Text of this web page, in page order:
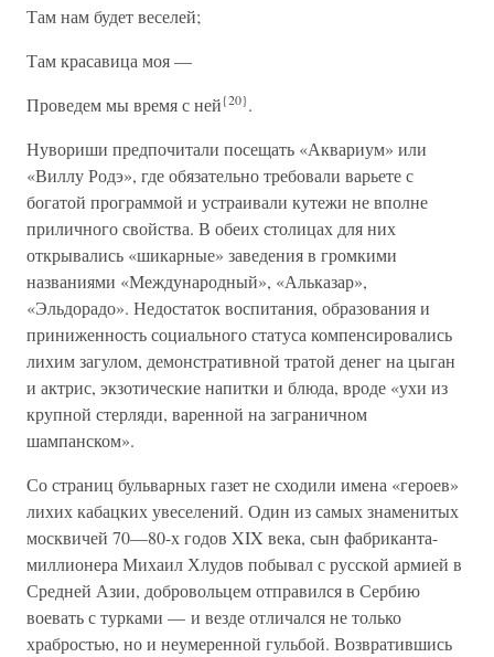
Там нам будет веселей;
Там красавица моя —
Проведем мы время с ней{20}.
Нувориши предпочитали посещать «Аквариум» или
«Виллу Родэ», где обязательно требовали варьете с
богатой программой и устраивали кутежи не вполне
приличного свойства. В обеих столицах для них
открывались «шикарные» заведения в громкими
названиями «Международный», «Альказар»,
«Эльдорадо». Недостаток воспитания, образования и
приниженность социального статуса компенсировались
лихим загулом, демонстративной тратой денег на цыган
и актрис, экзотические напитки и блюда, вроде «ухи из
крупной стерляди, варенной на заграничном
шампанском».
Со страниц бульварных газет не сходили имена «героев»
лихих кабацких увеселений. Один из самых знаменитых
москвичей 70—80-х годов XIX века, сын фабриканта-
миллионера Михаил Хлудов побывал с русской армией в
Средней Азии, добровольцем отправился в Сербию
воевать с турками — и везде отличался не только
храбростью, но и неумеренной гульбой. Возвратившись